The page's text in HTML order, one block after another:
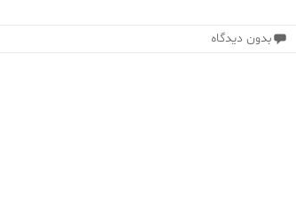
بدون دیدگاه